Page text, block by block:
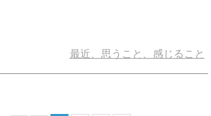
最近、思うこと、感じること